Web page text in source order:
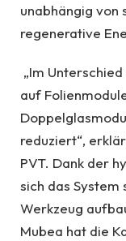
unabhängig von
regenerative
„Im
auf
reduziert“,
PVT. Dank der
sich das System
Werkzeug
Mubea hat die